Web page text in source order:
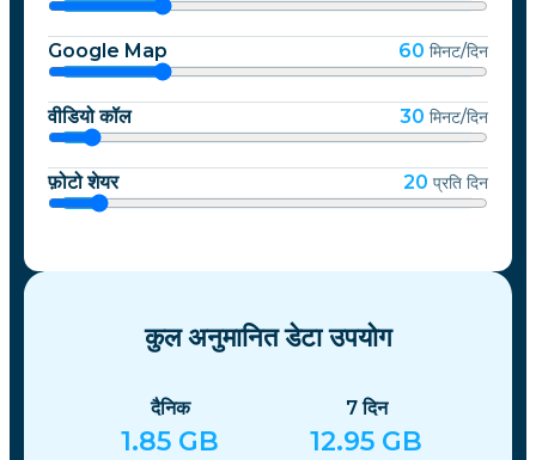
Google Map 60 मिनट/दिन
वीडियो कॉल 30 मिनट/दिन
फ़ोटो शेयर 20 प्रति दिन
कुल अनुमानित डेटा उपयोग
दैनिक
1.85 GB
7दिन
12.95 GB